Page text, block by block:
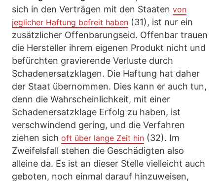
sich in den Verträgen mit den Staaten von
jeglicher Haftung befreit haben (31), ist nur ein
zusätzlicher Offenbarungseid. Offenbar trauen
die Hersteller ihrem eigenen Produkt nicht und
befürchten gravierende Verluste durch
Schadenersatzklagen. Die Haftung hat daher
der Staat übernommen. Dies kann er auch tun,
denn die Wahrscheinlichkeit, mit einer
Schadenersatzklage Erfolg zu haben, ist
verschwindend gering, und die Verfahren
ziehen sich oft über lange Zeit hin (32). Im
Zweifelsfall stehen die Geschädigten also
alleine da. Es ist an dieser Stelle vielleicht auch
geboten, noch einmal darauf hinzuweisen,